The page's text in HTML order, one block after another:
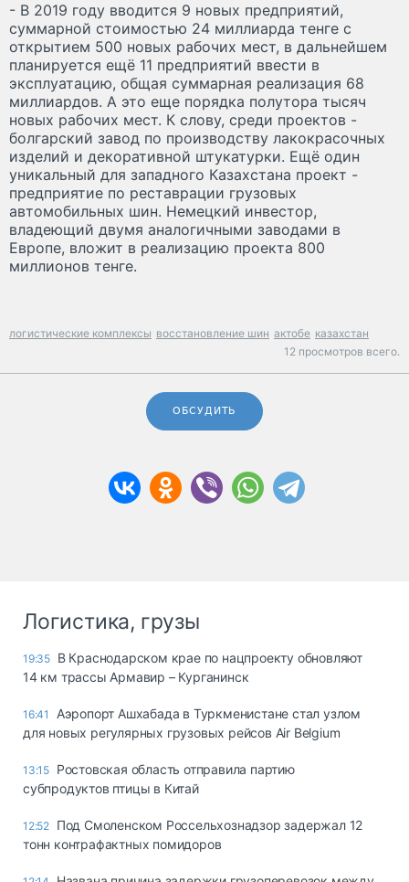
- В 2019 году вводится 9 новых предприятий,
суммарной стоимостью 24 миллиарда тенге с
открытием 500 новых рабочих мест, в дальнейшем
планируется ещё 11 предприятий ввести в
эксплуатацию, общая суммарная реализация 68
миллиардов. А это еще порядка полутора тысяч
новых рабочих мест. К слову, среди проектов -
болгарский завод по производству лакокрасочных
изделий и декоративной штукатурки. Ещё один
уникальный для западного Казахстана проект -
предприятие по реставрации грузовых
автомобильных шин. Немецкий инвестор,
владеющий двумя аналогичными заводами в
Европе, вложит в реализацию проекта 800
миллионов тенге.
логистические комплексы восстановление шин актобе казахстан
12 просмотров всего.
ОБСУДИТЬ
Логистика, грузы
19:35 В Краснодарском крае по нацпроекту обновляют
14 км трассы Армавир – Курганинск
16:41
Аэропорт Ашхабада в Туркменистане стал узлом
для новых регулярных грузовых рейсов Air Belgium
13:15 Ростовская область отправила партию
субпродуктов птицы в Китай
12:52 Под Смоленском Россельхознадзор задержал 12
тонн контрафактных помидоров